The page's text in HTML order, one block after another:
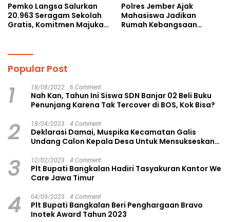
Pemko Langsa Salurkan
20.963 Seragam Sekolah
Gratis, Komitmen Majukan
Polres Jember Ajak
Mahasiswa Jadikan
Rumah Kebangsaan
Popular Post
1 18/08/2022 6 Comment
Nah Kan, Tahun Ini Siswa SDN Banjar 02 Beli Buku
Penunjang Karena Tak Tercover di BOS, Kok Bisa?
2 18/04/2023 4 Comment
Deklarasi Damai, Muspika Kecamatan Galis
Undang Calon Kepala Desa Untuk Mensukseskan
3 12/02/2023 4 Comment
Plt Bupati Bangkalan Hadiri Tasyakuran Kantor We
Care Jawa Timur
4 04/09/2023 4 Comment
Plt Bupati Bangkalan Beri Penghargaan Bravo
Inotek Award Tahun 2023